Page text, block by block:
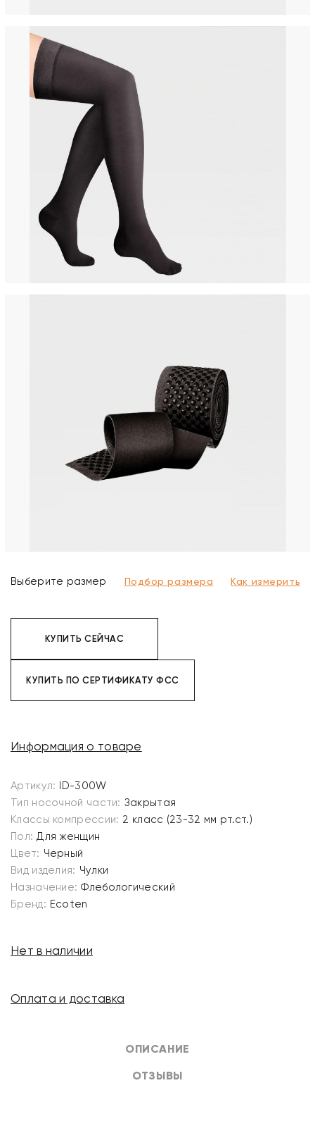
ОПИСАНИЕ
ОТЗЫВЫ
Выберите размер Подбор размера Как измерить
КУПИТЬ СЕЙЧАС
КУПИТЬ ПО СЕРТИФИКАТУ ФСС
Информация о товаре
Артикул: ID-300W
Тип носочной части: Закрытая
Классы компрессии: 2 класс (23-32 мм рт.ст.)
Пол: Для женщин
Цвет: Черный
Вид изделия: Чулки
Назначение: Флебологический
Бренд: Ecoten
Нет в наличии
Оплата и доставка